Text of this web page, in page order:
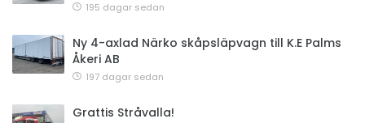
195 dagar sedan
Ny 4-axlad Närko skåpsläpvagn till K.E Palms
Åkeri AB
197 dagar sedan
Grattis Stråvalla!